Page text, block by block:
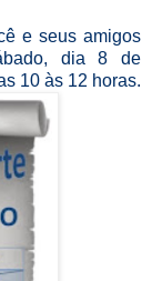
e seus amigos
dia 8 de
10 às 12 horas.